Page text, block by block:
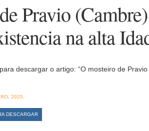
Pravio
na alta
descargar o artigo: “O mosteiro de
2025
DESCARGAR